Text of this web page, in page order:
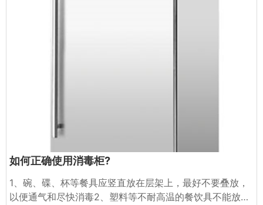
如何正确使用消毒柜?
1、碗、碟、杯等餐具应竖直放在层架上，最好不要叠放，
以便通气和尽快消毒2、塑料等不耐高温的餐饮具不能放在